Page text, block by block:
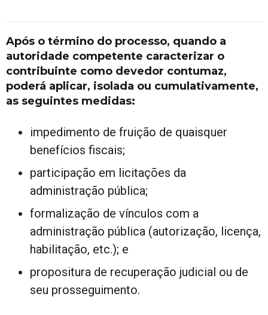
Após o término do processo, quando a
autoridade competente caracterizar o
contribuinte como devedor contumaz,
poderá aplicar, isolada ou cumulativamente,
as seguintes medidas:
impedimento de fruição de quaisquer
benefícios fiscais;
participação em licitações da
administração pública;
formalização de vínculos com a
administração pública (autorização, licença,
habilitação, etc.); e
propositura de recuperação judicial ou de
seu prosseguimento.